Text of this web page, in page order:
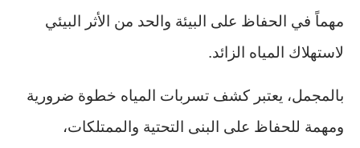
مهماً في الحفاظ على البيئة والحد من الأثر البيئي
لاستهلاك المياه الزائد.
بالمجمل، يعتبر كشف تسربات المياه خطوة ضرورية
ومهمة للحفاظ على البنى التحتية والممتلكات،